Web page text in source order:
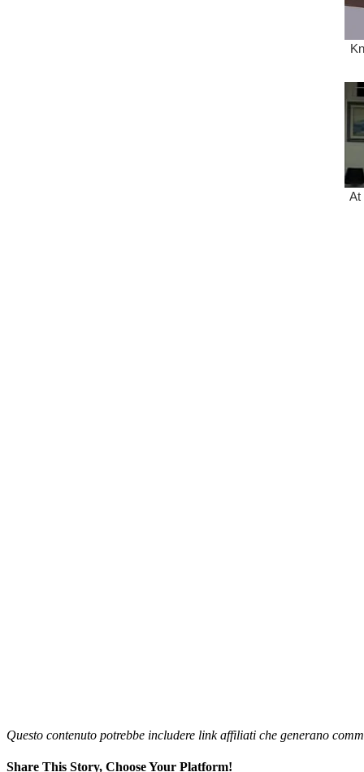
Questo contenuto potrebbe includere link affiliati che generano
Share This Story, Choose Your Platform!